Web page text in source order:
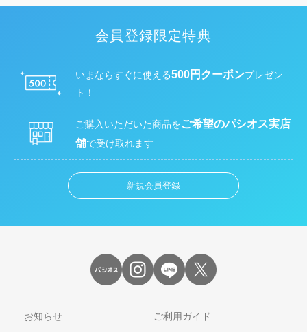
会員登録限定特典
いまならすぐに使える500円クーポンプレゼン
ト！
ご購入いただいた商品をご希望のパシオス実店
舗で受け取れます
新規会員登録
お知らせ ご利用ガイド